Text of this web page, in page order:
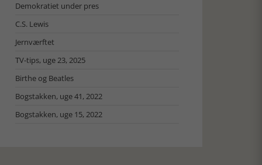
Demokratiet under pres
C.S. Lewis
Jernværftet
TV-tips, uge 23, 2025
Birthe og Beatles
Bogstakken, uge 41, 2022
Bogstakken, uge 15, 2022